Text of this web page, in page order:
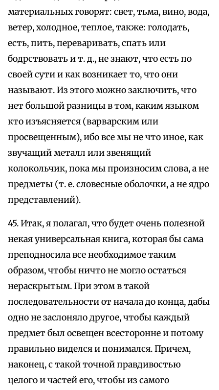
материальных говорят: свет, тьма, вино, вода,
ветер, холодное, теплое, также: голодать,
есть, пить, переваривать, спать или
бодрствовать и т. д., не знают, что есть по
своей сути и как возникает то, что они
называют. Из этого можно заключить, что
нет большой разницы в том, каким языком
кто изъясняется (варварским или
просвещенным), ибо все мы не что иное, как
звучащий металл или звенящий
колокольчик, пока мы произносим слова, а не
предметы (т. е. словесные оболочки, а не ядро
представлений).
45. Итак, я полагал, что будет очень полезной
некая универсальная книга, которая бы сама
преподносила все необходимое таким
образом, чтобы ничто не могло остаться
нераскрытым. При этом в такой
последовательности от начала до конца, дабы
одно не заслоняло другое, чтобы каждый
предмет был освещен всесторонне и потому
правильно виделся и понимался. Причем,
наконец, с такой точной правдивостью
целого и частей его, чтобы из самого